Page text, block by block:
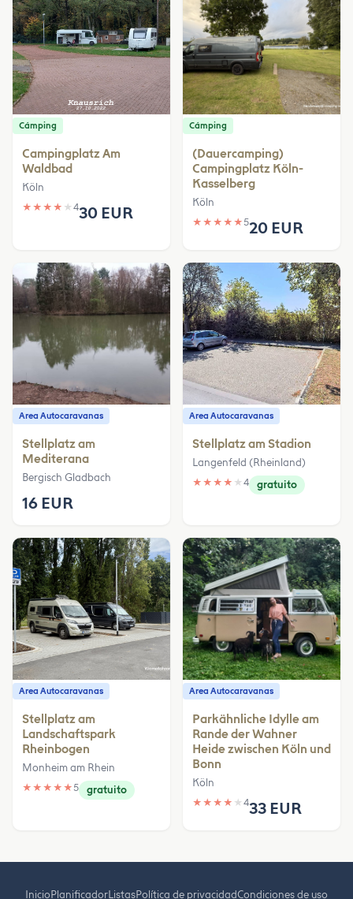
Cámping
Campingplatz Am
Waldbad
Köln
★ ★ ★ ★ ★ 430 EUR
Cámping
(Dauercamping)
Campingplatz Köln-
Kasselberg
Köln
★ ★ ★ ★ ★520 EUR
Area Autocaravanas
Stellplatz am
Mediterana
Bergisch Gladbach
16 EUR
Area Autocaravanas
Stellplatz am Stadion
Langenfeld (Rheinland)
★ ★ ★ ★ ★ 4 gratuito
Area Autocaravanas
Stellplatz am
Landschaftspark
Rheinbogen
Monheim am Rhein
★ ★ ★ ★ ★5 gratuito
Area Autocaravanas
Parkähnliche Idylle am
Rande der Wahner
Heide zwischen Köln und
Bonn
Köln
★ ★ ★ ★ ★ 433 EUR
InicioPlanificadorListasPolítica de privacidadCondiciones de uso